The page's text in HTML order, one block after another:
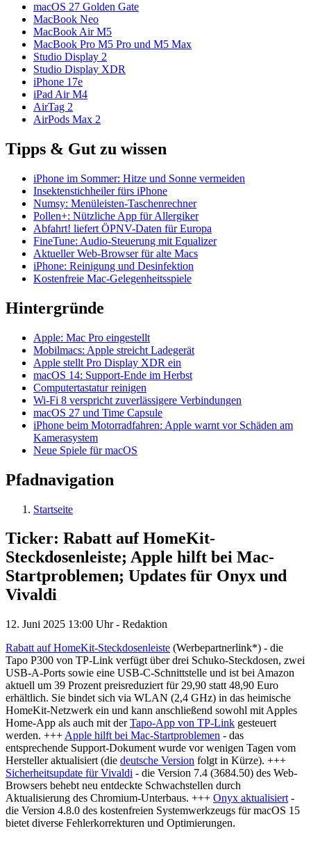
macOS 27 Golden Gate
MacBook Neo
MacBook Air M5
MacBook Pro M5 Pro und M5 Max
Studio Display 2
Studio Display XDR
iPhone 17e
iPad Air M4
AirTag 2
AirPods Max 2
Tipps & Gut zu wissen
iPhone im Sommer: Hitze und Sonne vermeiden
Insektenstichheiler fürs iPhone
Numsy: Menüleisten-Taschenrechner
Pollen+: Nützliche App für Allergiker
Abfahrt! liefert ÖPNV-Daten für Europa
FineTune: Audio-Steuerung mit Equalizer
Aktueller Web-Browser für alte Macs
iPhone: Reinigung und Desinfektion
Kostenfreie Mac-Gelegenheitsspiele
Hintergründe
Apple: Mac Pro eingestellt
Mobilmacs: Apple streicht Ladegerät
Apple stellt Pro Display XDR ein
macOS 14: Support-Ende im Herbst
Computertastatur reinigen
Wi-Fi 8 verspricht zuverlässigere Verbindungen
macOS 27 und Time Capsule
iPhone beim Motorradfahren: Apple warnt vor Schäden am
Kamerasystem
Neue Spiele für macOS
Pfadnavigation
Startseite
Ticker: Rabatt auf HomeKit-
Steckdosenleiste; Apple hilft bei Mac-
Startproblemen; Updates für Onyx und
Vivaldi
12. Juni 2025 13:00 Uhr - Redaktion
Rabatt auf HomeKit-Steckdosenleiste (Werbepartnerlink*) - die
Tapo P300 von TP-Link verfügt über drei Schuko-Steckdosen, zwei
USB-A-Ports sowie eine USB-C-Schnittstelle und ist bei Amazon
aktuell um 39 Prozent preisreduziert für 29,90 statt 48,90 Euro
erhältlich. Sie bindet sich via WLAN (2,4 GHz) in das heimische
HomeKit-Netzwerk ein und kann anschließend sowohl mit Apples
Home-App als auch mit derTapo-App von TP-Link gesteuert
werden. +++ Apple hilft bei Mac-Startproblemen - das
entsprechende Support-Dokument wurde vor wenigen Tagen vom
Hersteller aktualisiert (die deutsche Version folgt in Kürze). +++
Sicherheitsupdate für Vivaldi - die Version 7.4 (3684.50) des Web-
Browsers behebt neu entdeckte Schwachstellen durch
Aktualisierung des Chromium-Unterbaus. +++ Onyx aktualisiert -
die Version 4.8.0 des kostenfreien Systemwerkzeugs für macOS 15
bietet diverse Fehlerkorrekturen und Optimierungen.